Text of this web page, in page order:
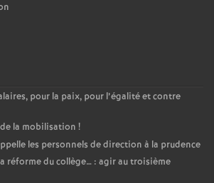
pour la paix, pour l’égalité et contre
la mobilisation !
les personnels de direction à la prudence
réforme du collège… : agir au troisième